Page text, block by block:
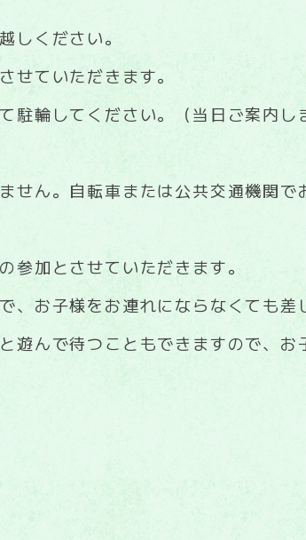
しください。
ていただきます。
駐輪してください。（当日ご案内し
せん。自転車または公共交通機関で
加とさせていただきます。
、お子様をお連れにならなくても差
遊んで待つこともできますので、お